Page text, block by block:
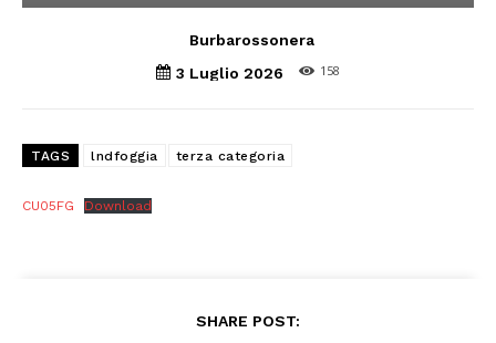
Burbarossonera
3 Luglio 2026
158
TAGS lndfoggia terza categoria
CU05FG Download
SHARE POST: